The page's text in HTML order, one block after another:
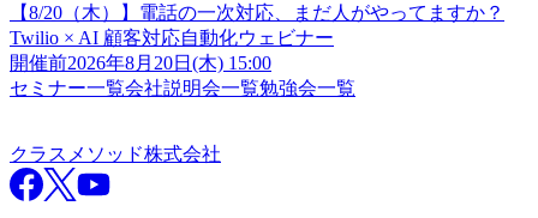
【8/20（木）】電話の一次対応、まだ人がやってますか？
Twilio × AI 顧客対応自動化ウェビナー
開催前2026年8月20日(木) 15:00
セミナー一覧会社説明会一覧勉強会一覧
クラスメソッド株式会社
Facebook
X YouTube